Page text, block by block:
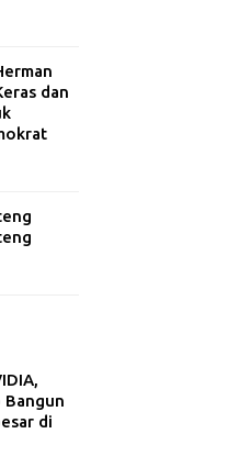
dan
di